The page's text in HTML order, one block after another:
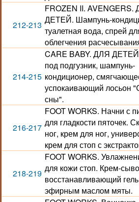
212-213
FROZEN II. AVENGERS.
ДЕТЕЙ. Шампунь-
туалетная вода, спрей
облегчения
214-215
CARE BABY. ДЛЯ
под подгузник, шампунь-
кондиционер,
успокаивающий лосьон
сны".
216-217
FOOT WORKS. Начни с
для гладкости пяточек.
ног, крем для ног,
крем для стоп с
218-219
FOOT WORKS.
для кожи стоп. Крем-
восстанавливающий
эфирным маслом мяты.